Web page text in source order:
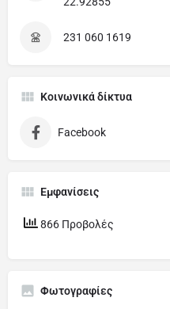
231 060 1619
Κοινωνικά δίκτυα
Facebook
Εμφανίσεις
866 Προβολές
Φωτογραφίες